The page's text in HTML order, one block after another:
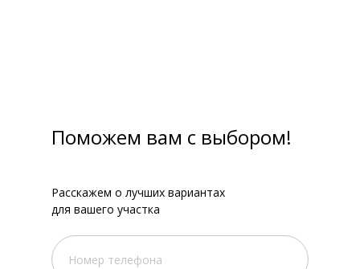
Поможем вам с выбором!
Расскажем о лучших вариантах
для вашего участка